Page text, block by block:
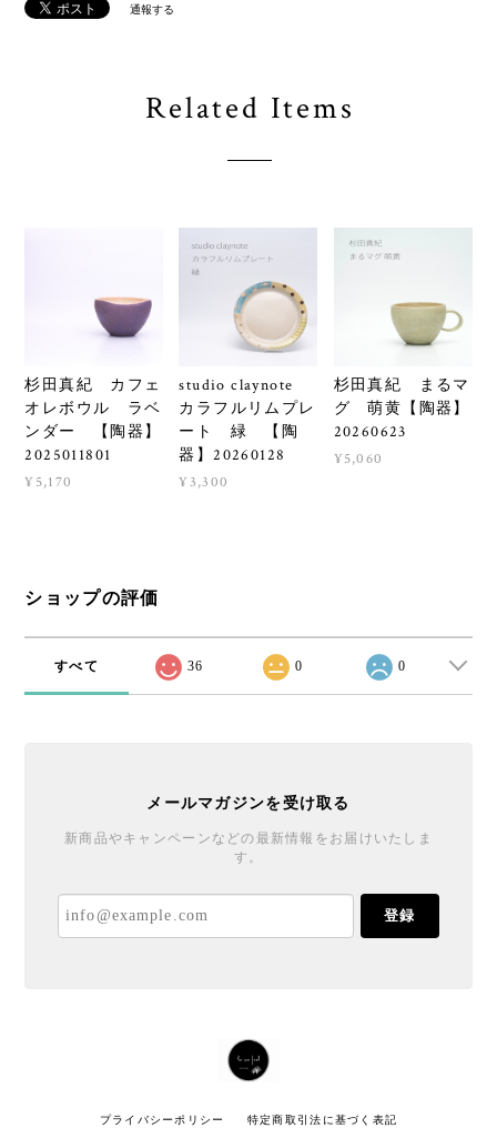
通報する
Related Items
杉田真紀 カフェ
オレボウル ラベ
ンダー 【陶器】
2025011801
¥5,170
studio claynote
カラフルリムプレ
ート 緑 【陶
器】20260128
¥3,300
杉田真紀 まるマ
グ 萌黄【陶器】
20260623
¥5,060
ショップの評価
すべて 36 0 0
メールマガジンを受け取る
新商品やキャンペーンなどの最新情報をお届けいたしま
す。
登録
プライバシーポリシー 特定商取引法に基づく表記